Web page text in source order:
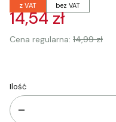
z VAT bez VAT
14,54 zł
Cena regularna: 14,99 zł
Ilość